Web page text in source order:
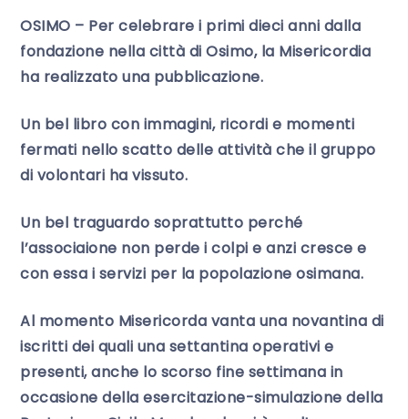
OSIMO – Per celebrare i primi dieci anni dalla
fondazione nella città di Osimo, la Misericordia
ha realizzato una pubblicazione.
Un bel libro con immagini, ricordi e momenti
fermati nello scatto delle attività che il gruppo
di volontari ha vissuto.
Un bel traguardo soprattutto perché
l’associaione non perde i colpi e anzi cresce e
con essa i servizi per la popolazione osimana.
Al momento Misericorda vanta una novantina di
iscritti dei quali una settantina operativi e
presenti, anche lo scorso fine settimana in
occasione della esercitazione-simulazione della